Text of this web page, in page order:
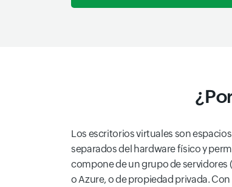
Los escritorios virtuales son
separados del hardware físico y
compone de un grupo de servidores
o Azure, o de propiedad privada.